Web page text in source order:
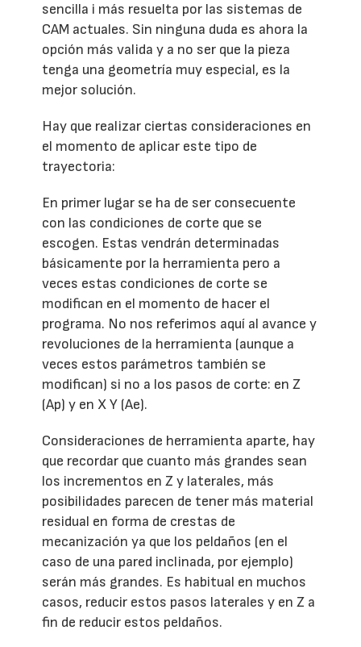
sencilla i más resuelta por las sistemas de
CAM actuales. Sin ninguna duda es ahora la
opción más valida y a no ser que la pieza
tenga una geometría muy especial, es la
mejor solución.
Hay que realizar ciertas consideraciones en
el momento de aplicar este tipo de
trayectoria:
En primer lugar se ha de ser consecuente
con las condiciones de corte que se
escogen. Estas vendrán determinadas
básicamente por la herramienta pero a
veces estas condiciones de corte se
modifican en el momento de hacer el
programa. No nos referimos aquí al avance y
revoluciones de la herramienta (aunque a
veces estos parámetros también se
modifican) si no a los pasos de corte: en Z
(Ap) y en X Y (Ae).
Consideraciones de herramienta aparte, hay
que recordar que cuanto más grandes sean
los incrementos en Z y laterales, más
posibilidades parecen de tener más material
residual en forma de crestas de
mecanización ya que los peldaños (en el
caso de una pared inclinada, por ejemplo)
serán más grandes. Es habitual en muchos
casos, reducir estos pasos laterales y en Z a
fin de reducir estos peldaños.